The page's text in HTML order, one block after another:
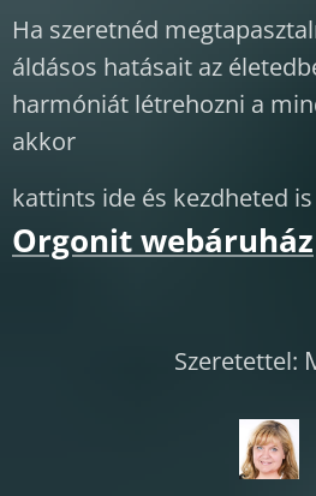
Ha szeretnéd
áldásos hatásait az
harmóniát létrehozni a
akkor
kattints ide és kezdheted
Orgonit webáruház
Szeretettel: